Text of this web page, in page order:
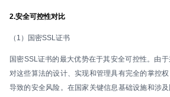
2.安全可控性对比
（1）国密SSL证书
国密SSL证书的最大优势在于其安全可控性。由
对这些算法的设计、实现和管理具有完全的掌控
导致的安全风险。在国家关键信息基础设施和涉